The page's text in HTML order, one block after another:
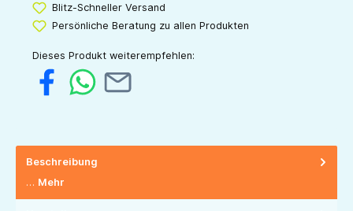
Blitz-Schneller Versand
Persönliche Beratung zu allen Produkten
Dieses Produkt weiterempfehlen:
Beschreibung
… Mehr